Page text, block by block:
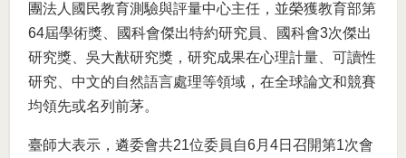
團法人國民教育測驗與評量中心主任，並榮獲教育部第
64屆學術獎、國科會傑出特約研究員、國科會3次傑出
研究獎、吳大猷研究獎，研究成果在心理計量、可讀性
研究、中文的自然語言處理等領域，在全球論文和競賽
均領先或名列前茅。
臺師大表示，遴委會共21位委員自6月4日召開第1次會